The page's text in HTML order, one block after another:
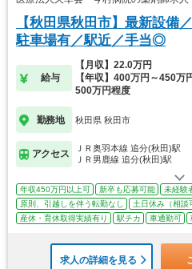
【秋田県秋田市】最新設備
駐車場有／駅近／手当◎
給与
【月収】22.0万円
【年収】400万円～450万
500万円程度
勤務地 秋田県 秋田市
アクセス
ＪＲ奥羽本線 追分(秋田)駅
ＪＲ男鹿線 追分(秋田)駅
年収450万円以上可 新卒も応募可能
未経験
原則、引越しを伴う転勤なし
土日休み（相談
産休・育休取得実績有り
駅チカ 車通勤可
求人の詳細を見る